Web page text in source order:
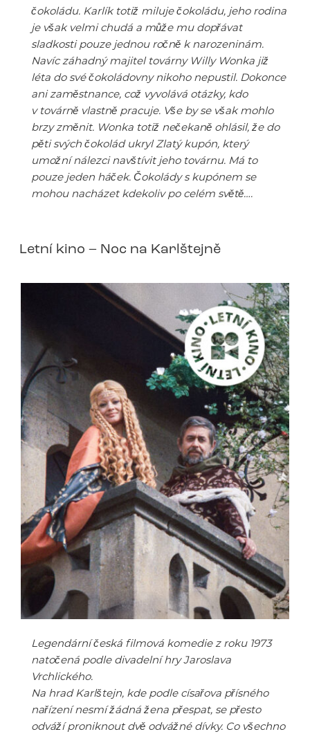
čokoládu. Karlík totiž miluje čokoládu, jeho rodina
je však velmi chudá a může mu dopřávat
sladkosti pouze jednou ročně k narozeninám.
Navíc záhadný majitel továrny Willy Wonka již
léta do své čokoládovny nikoho nepustil. Dokonce
ani zaměstnance, což vyvolává otázky, kdo
v továrně vlastně pracuje. Vše by se však mohlo
brzy změnit. Wonka totiž nečekaně ohlásil, že do
pěti svých čokolád ukryl Zlatý kupón, který
umožní nálezci navštívit jeho továrnu. Má to
pouze jeden háček. Čokolády s kupónem se
mohou nacházet kdekoliv po celém světě….
Letní kino – Noc na Karlštejně
Legendární česká filmová komedie z roku 1973
natočená podle divadelní hry Jaroslava
Vrchlického.
Na hrad Karlštejn, kde podle císařova přísného
nařízení nesmí žádná žena přespat, se přesto
odváží proniknout dvě odvážné dívky. Co všechno